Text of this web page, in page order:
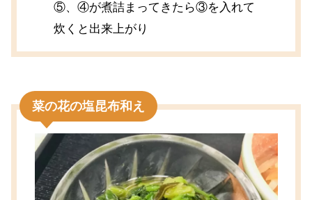
⑤、④が煮詰まってきたら③を入れて
炊くと出来上がり
菜の花の塩昆布和え